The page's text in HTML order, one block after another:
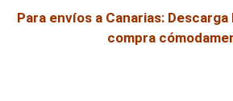
Para envíos a Canarias: Descarga
compra